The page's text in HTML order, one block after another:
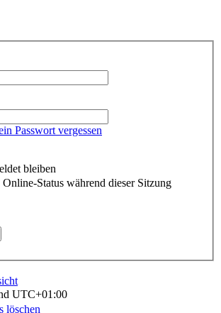
Passwort vergessen
bleiben
Status während dieser Sitzung
UTC+01:00
löschen